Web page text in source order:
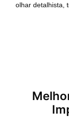
olhar detalhista,